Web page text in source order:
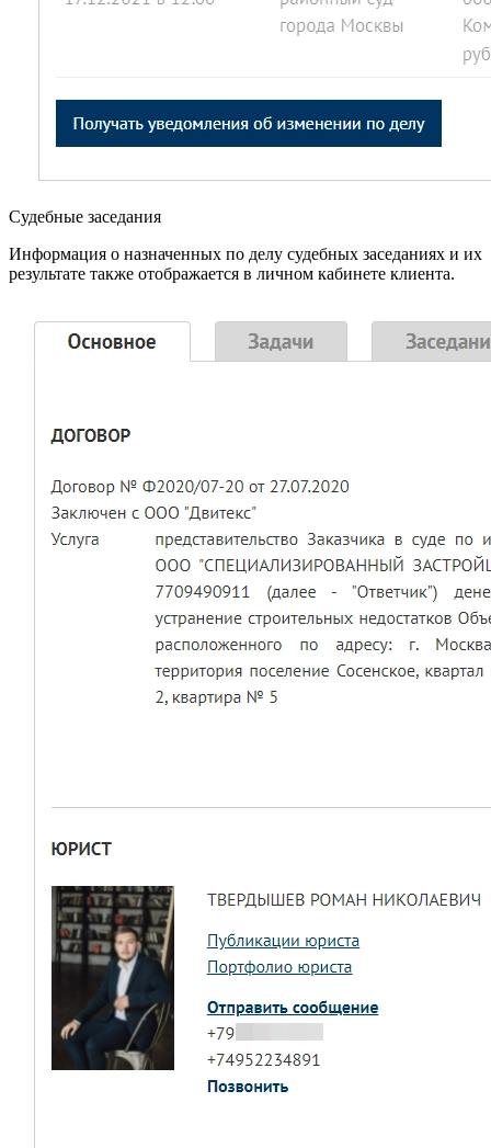
Судебные заседания
Информация о назначенных по делу судебных заседаниях и их
результате также отображается в личном кабинете клиента.